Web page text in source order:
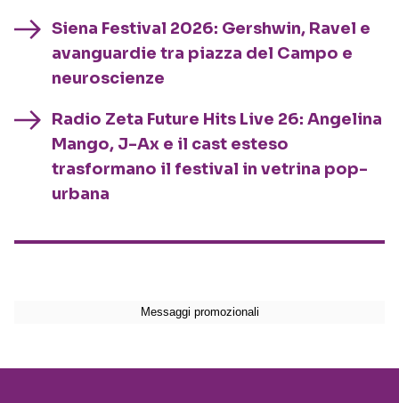
Siena Festival 2026: Gershwin, Ravel e
avanguardie tra piazza del Campo e
neuroscienze
Radio Zeta Future Hits Live 26: Angelina
Mango, J-Ax e il cast esteso
trasformano il festival in vetrina pop-
urbana